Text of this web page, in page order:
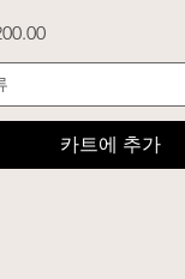
카트에 추가